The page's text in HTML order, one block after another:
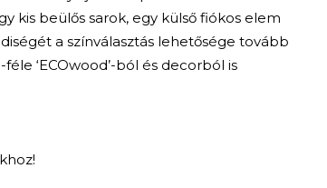
kis beülős sarok, egy külső fiókos elem
a színválasztás lehetősége tovább
‘ECOwood’-ból és decorból is